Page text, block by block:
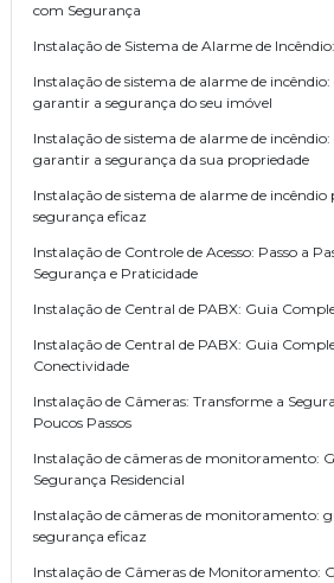
com Segurança
Instalação de Sistema de Alarme de
Instalação de sistema de alarme de
garantir a segurança do seu imóvel
Instalação de sistema de alarme de
garantir a segurança da sua propriedade
Instalação de sistema de alarme de incêndio
segurança eficaz
Instalação de Controle de Acesso: Passo a
Segurança e Praticidade
Instalação de Central de PABX: Guia
Instalação de Central de PABX: Guia
Conectividade
Instalação de Câmeras: Transforme a
Poucos Passos
Instalação de câmeras de monitoramento:
Segurança Residencial
Instalação de câmeras de monitoramento:
segurança eficaz
Instalação de Câmeras de Monitoramento: